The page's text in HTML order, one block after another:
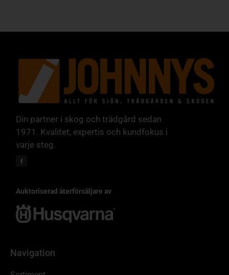
Din partner i skog och trädgård sedan
1971. Kvalitet, expertis och kundfokus i
varje steg.
Auktoriserad återförsäljare av
Navigation